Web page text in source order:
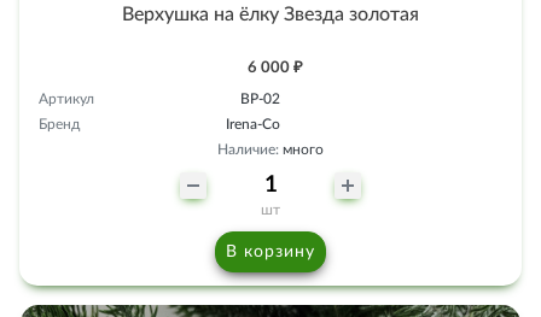
Верхушка на ёлку Звезда золотая
6 000 ₽
Артикул
ВР-02
Бренд
Irena-Co
Наличие: много
шт
В корзину